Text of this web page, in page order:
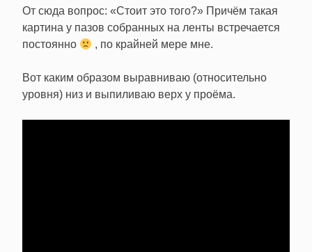
От сюда вопрос: «Стоит это того?» Причём такая
картина у пазов собранных на ленты встречается
постоянно
, по крайней мере мне.
Вот каким образом выравниваю (относительно
уровня) низ и выпиливаю верх у проёма.